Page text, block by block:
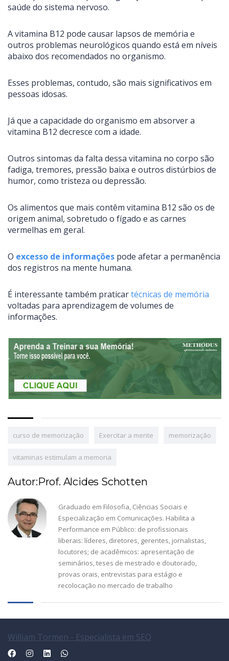
saúde do sistema nervoso.
A vitamina B12 pode causar lapsos de memória e
outros problemas neurológicos quando está em níveis
abaixo dos recomendados no organismo.
Esses problemas, contudo, são mais significativos em
pessoas idosas.
Já que a capacidade do organismo em absorver a
vitamina B12 decresce com a idade.
Outros sintomas da falta dessa vitamina no corpo são
fadiga, tremores, pressão baixa e outros distúrbios de
humor, como tristeza ou depressão.
Os alimentos que mais contêm vitamina B12 são os de
origem animal, sobretudo o fígado e as carnes
vermelhas em geral.
O excesso de informações pode afetar a permanência
dos registros na mente humana.
É interessante também praticartécnicas de memória
voltadas para aprendizagem de volumes de
informações.
curso de memorização Exercitar a mente memorização
vitaminas estimulam a memoria
Autor:Prof. Alcides Schotten
Graduado em Filosofia, Ciências Sociais e
Especialização em Comunicações. Habilita a
Performance em Público: de profissionais
liberais: líderes, diretores, gerentes, jornalistas,
locutores; de acadêmicos: apresentação de
seminários, teses de mestrado e doutorado,
provas orais, entrevistas para estágio e
recolocação no mercado de trabalho
William Tormen - Especialista em SEO